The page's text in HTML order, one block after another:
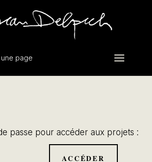
page
passe pour accéder aux projets :